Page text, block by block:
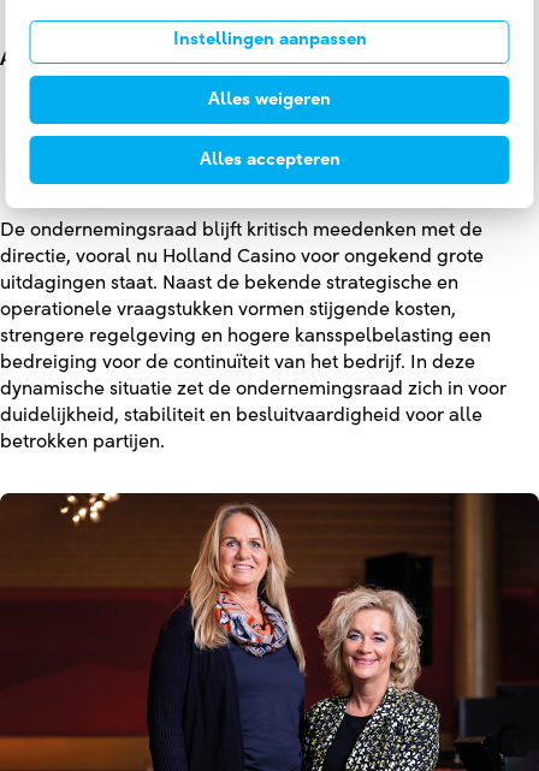
Instellingen aanpassen
Alles weigeren
Alles accepteren
Advies:
Herstructurering hoofdkantoor;
Herbenoeming CFO;
Sluiting Grand Café Lido in de vestiging Amsterdam
Centrum.
De ondernemingsraad blijft kritisch meedenken met de
directie, vooral nu Holland Casino voor ongekend grote
uitdagingen staat. Naast de bekende strategische en
operationele vraagstukken vormen stijgende kosten,
strengere regelgeving en hogere kansspelbelasting een
bedreiging voor de continuïteit van het bedrijf. In deze
dynamische situatie zet de ondernemingsraad zich in voor
duidelijkheid, stabiliteit en besluitvaardigheid voor alle
betrokken partijen.